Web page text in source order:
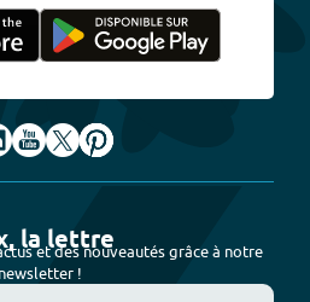
la lettre
et des nouveautés grâce à notre
newsletter !